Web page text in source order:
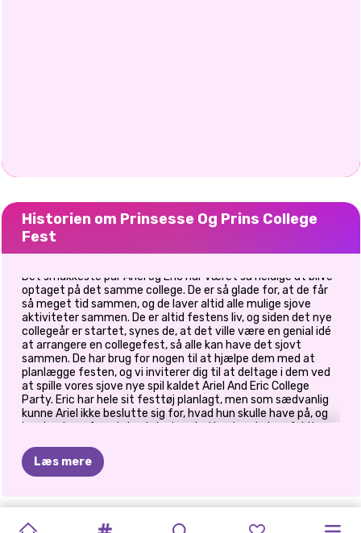
Historien om Prinsesse Og Prins College
Fest
Det smukkeste par Ariel og Eric har været så heldige at blive
optaget på det samme college. De er så glade for, at de får
så meget tid sammen, og de laver altid alle mulige sjove
aktiviteter sammen. De er altid festens liv, og siden det nye
collegeår er startet, synes de, at det ville være en genial idé
at arrangere en collegefest, så alle kan have det sjovt
sammen. De har brug for nogen til at hjælpe dem med at
planlægge festen, og vi inviterer dig til at deltage i dem ved
at spille vores sjove nye spil kaldet Ariel And Eric College
Party. Eric har hele sit festtøj planlagt, men som sædvanlig
kunne Ariel ikke beslutte sig for, hvad hun skulle have på, og
hun har brug for, at du styler hende. Hendes skab er fyldt
for at se, hvilke der passer bedst til hende. Prøv de søde kjoler
eller mix og match en top og en sød nederdel og tilføj
tilbehør og skilte. God fornøjelse med at feste med Ariel og
Eric!
Læs mere
GOLDIE
ELLIE PRINSESSE
ELLIE